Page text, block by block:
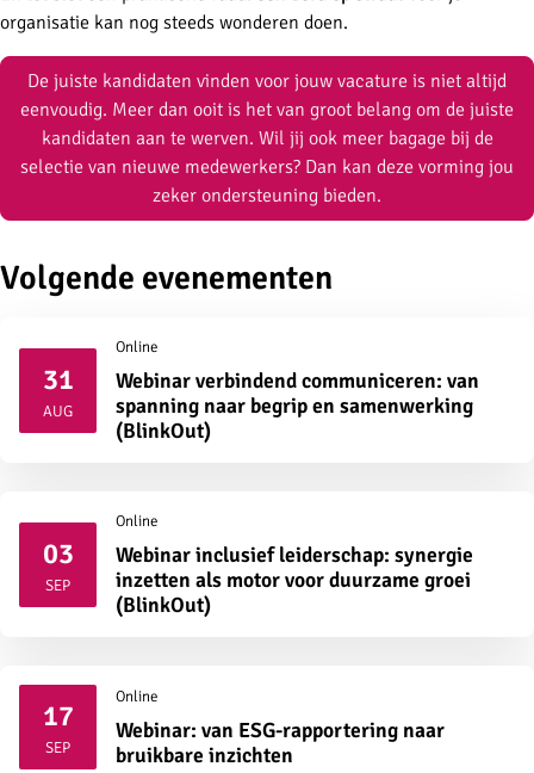
organisatie kan nog steeds wonderen doen.
De juiste kandidaten vinden voor jouw vacature is niet altijd
eenvoudig. Meer dan ooit is het van groot belang om de juiste
kandidaten aan te werven. Wil jij ook meer bagage bij de
selectie van nieuwe medewerkers? Dan kan deze vorming jou
zeker ondersteuning bieden.
Volgende evenementen
31
AUG2026
Online
Webinar verbindend communiceren: van
spanning naar begrip en samenwerking
(BlinkOut)
03
SEP2026
Online
Webinar inclusief leiderschap: synergie
inzetten als motor voor duurzame groei
(BlinkOut)
17
SEP2026
Online
Webinar: van ESG-rapportering naar
bruikbare inzichten